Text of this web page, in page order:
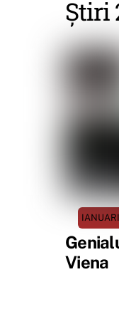
Știri
Viena